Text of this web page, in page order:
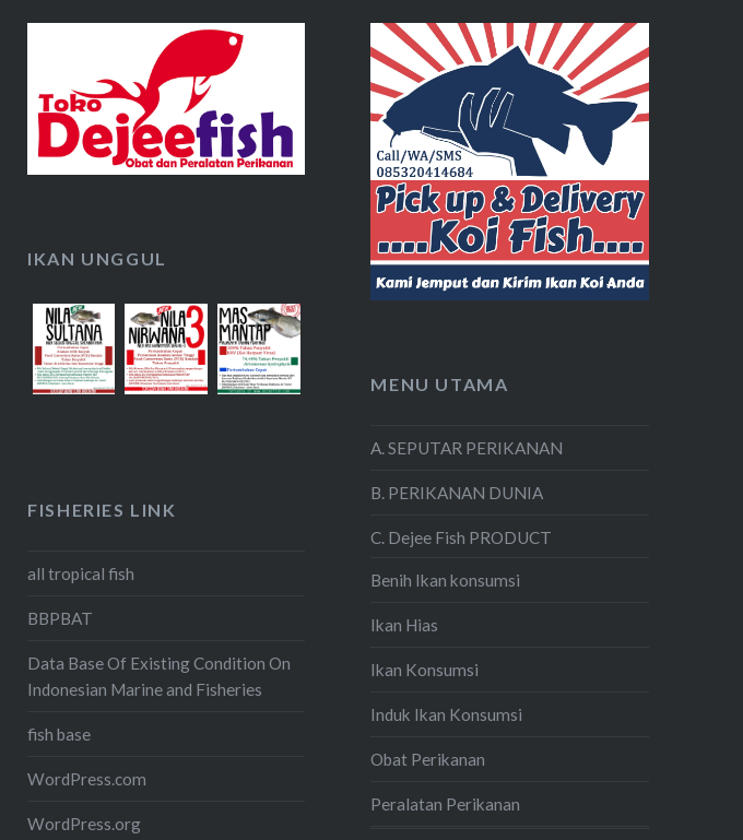
IKAN UNGGUL
MENU UTAMA
A. SEPUTAR PERIKANAN
B. PERIKANAN DUNIA
C. Dejee Fish PRODUCT
Benih Ikan konsumsi
Ikan Hias
Ikan Konsumsi
Induk Ikan Konsumsi
Obat Perikanan
Peralatan Perikanan
FISHERIES LINK
all tropical fish
BBPBAT
Data Base Of Existing Condition On
Indonesian Marine and Fisheries
fish base
WordPress.com
WordPress.org